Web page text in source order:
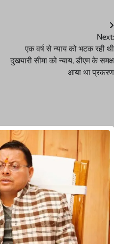
Next:
एक वर्ष से न्याय को भटक रही थी
दुखयारी सीमा को न्याय, डीएम के समक्ष
आया था प्रकरण